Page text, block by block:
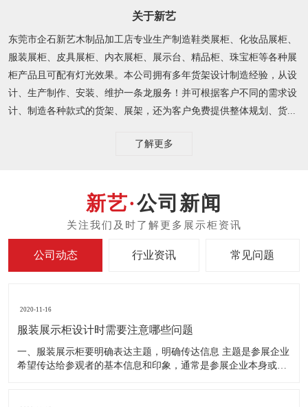
关于新艺
东莞市企石新艺木制品加工店专业生产制造鞋类展柜、化妆品展柜、
服装展柜、皮具展柜、内衣展柜、展示台、精品柜、珠宝柜等各种展
柜产品且可配有灯光效果。本公司拥有多年货架设计制造经验，从设
计、生产制作、安装、维护一条龙服务！并可根据客户不同的需求设
计、制造各种款式的货架、展架，还为客户免费提供整体规划、货...
了解更多
公司新闻
公司动态 行业资讯 常见问题
2020-11-16
服装展示柜设计时需要注意哪些问题
一、服装展示柜要明确表达主题，明确传达信息 主题是参展企业
希望传达给参观者的基本信息和印象，通常是参展企业本身或产